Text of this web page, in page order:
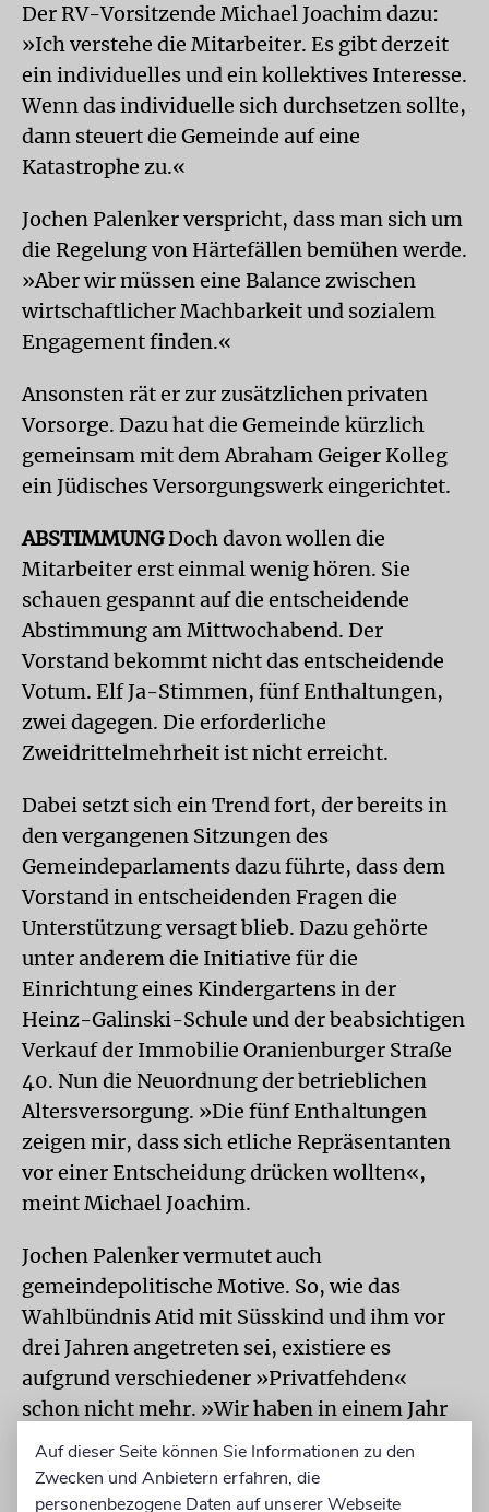
Der RV-Vorsitzende Michael Joachim dazu:
»Ich verstehe die Mitarbeiter. Es gibt derzeit
ein individuelles und ein kollektives Interesse.
Wenn das individuelle sich durchsetzen sollte,
dann steuert die Gemeinde auf eine
Katastrophe zu.«
Jochen Palenker verspricht, dass man sich um
die Regelung von Härtefällen bemühen werde.
»Aber wir müssen eine Balance zwischen
wirtschaftlicher Machbarkeit und sozialem
Engagement finden.«
Ansonsten rät er zur zusätzlichen privaten
Vorsorge. Dazu hat die Gemeinde kürzlich
gemeinsam mit dem Abraham Geiger Kolleg
ein Jüdisches Versorgungswerk eingerichtet.
ABSTIMMUNGDoch davon wollen die
Mitarbeiter erst einmal wenig hören. Sie
schauen gespannt auf die entscheidende
Abstimmung am Mittwochabend. Der
Vorstand bekommt nicht das entscheidende
Votum. Elf Ja-Stimmen, fünf Enthaltungen,
zwei dagegen. Die erforderliche
Zweidrittelmehrheit ist nicht erreicht.
Dabei setzt sich ein Trend fort, der bereits in
den vergangenen Sitzungen des
Gemeindeparlaments dazu führte, dass dem
Vorstand in entscheidenden Fragen die
Unterstützung versagt blieb. Dazu gehörte
unter anderem die Initiative für die
Einrichtung eines Kindergartens in der
Heinz-Galinski-Schule und der beabsichtigen
Verkauf der Immobilie Oranienburger Straße
40. Nun die Neuordnung der betrieblichen
Altersversorgung. »Die fünf Enthaltungen
zeigen mir, dass sich etliche Repräsentanten
vor einer Entscheidung drücken wollten«,
meint Michael Joachim.
Jochen Palenker vermutet auch
gemeindepolitische Motive. So, wie das
Wahlbündnis Atid mit Süsskind und ihm vor
drei Jahren angetreten sei, existiere es
aufgrund verschiedener »Privatfehden«
schon nicht mehr. »Wir haben in einem Jahr
Wahlen.« Anscheinend befinde man sich jetzt
schon im Wahlkampf.
Auf dieser Seite können Sie Informationen zu den
Zwecken und Anbietern erfahren, die
personenbezogene Daten auf unserer Webseite